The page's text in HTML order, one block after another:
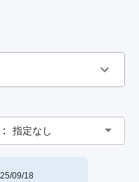
指定なし
09/18